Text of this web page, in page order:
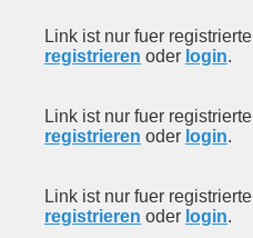
Link ist nur fuer
registrieren oder login.
Link ist nur fuer
registrieren oder login.
Link ist nur fuer
registrieren oder login.